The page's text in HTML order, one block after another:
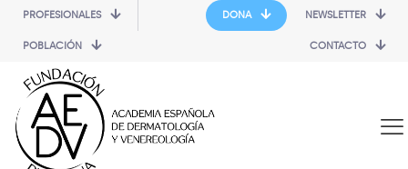
PROFESIONALES
POBLACIÓN
DONA NEWSLETTER
CONTACTO